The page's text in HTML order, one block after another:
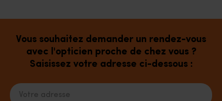
Vous souhaitez demander un rendez-vous
avec l'opticien proche de chez vous ?
Saisissez votre adresse ci-dessous :